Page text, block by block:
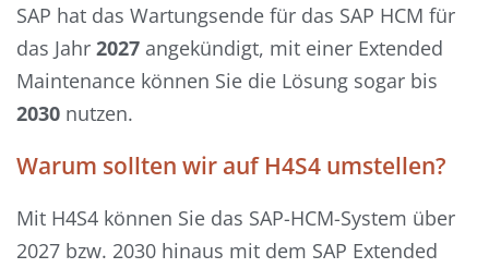
SAP hat das Wartungsende für das SAP HCM für
das Jahr 2027 angekündigt, mit einer Extended
Maintenance können Sie die Lösung sogar bis
2030 nutzen.
Warum sollten wir auf H4S4 umstellen?
Mit H4S4 können Sie das SAP-HCM-System über
2027 bzw. 2030 hinaus mit dem SAP Extended